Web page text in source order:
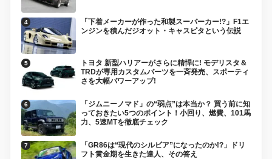
「下着メーカーが作った和製スーパーカー!?」F1エ
ンジンを積んだジオット・キャスピタという伝説
トヨタ 新型ハリアーがさらに精悍に! モデリスタ＆
TRDが専用カスタムパーツを一斉発売、スポーティ
さを大幅パワーアップ!
「ジムニーノマド」の“弱点”は本当か？ 買う前に知
っておきたい5つのポイント！小回り、燃費、101馬
力、5速MTを徹底チェック
「GR86は“現代のシルビア”になったのか!?」ドリ
フト黄金期を生きた達人、その答え